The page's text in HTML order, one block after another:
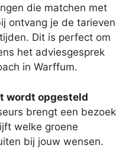
die matchen met
ontvang je de tarieven
Dit is perfect om
het adviesgesprek
in Warffum.
wordt opgesteld
brengt een bezoek
welke groene
bij jouw wensen.